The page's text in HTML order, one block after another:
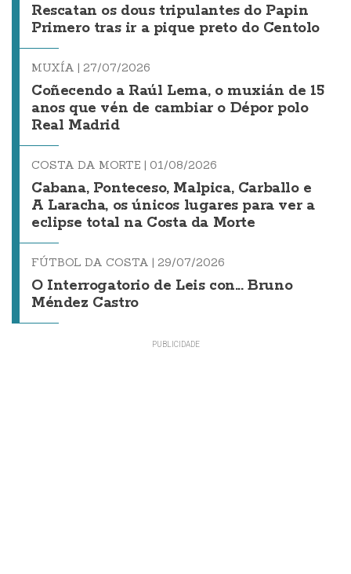
Rescatan os dous tripulantes do Papin
Primero tras ir a pique preto do Centolo
MUXÍA | 27/07/2026
Coñecendo a Raúl Lema, o muxián de 15
anos que vén de cambiar o Dépor polo
Real Madrid
COSTA DA MORTE | 01/08/2026
Cabana, Ponteceso, Malpica, Carballo e
A Laracha, os únicos lugares para ver a
eclipse total na Costa da Morte
FÚTBOL DA COSTA | 29/07/2026
O Interrogatorio de Leis con... Bruno
Méndez Castro